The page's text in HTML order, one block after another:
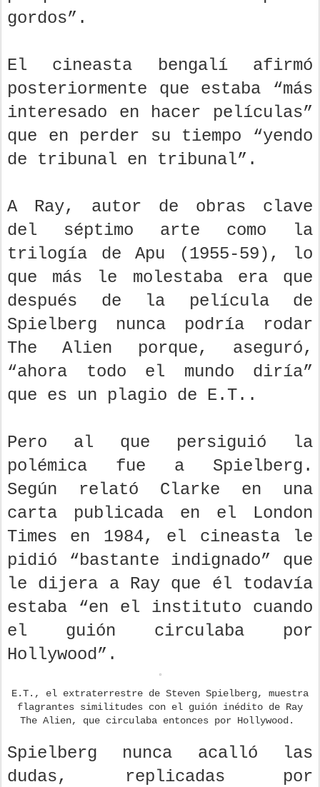
gordos”.
El cineasta bengalí afirmó
posteriormente que estaba “más
interesado en hacer películas”
que en perder su tiempo “yendo
de tribunal en tribunal”.
A Ray, autor de obras clave
del séptimo arte como la
trilogía de Apu (1955-59), lo
que más le molestaba era que
después de la película de
Spielberg nunca podría rodar
The Alien porque, aseguró,
“ahora todo el mundo diría”
que es un plagio de E.T..
Pero al que persiguió la
polémica fue a Spielberg.
Según relató Clarke en una
carta publicada en el London
Times en 1984, el cineasta le
pidió “bastante indignado” que
le dijera a Ray que él todavía
estaba “en el instituto cuando
el guión circulaba por
Hollywood”.
E.T., el extraterrestre de Steven Spielberg, muestra
flagrantes similitudes con el guión inédito de Ray
The Alien, que circulaba entonces por Hollywood.
Spielberg nunca acalló las
dudas, replicadas por